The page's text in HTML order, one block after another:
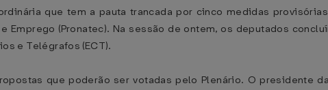
que tem a pauta trancada por cinco medidas
Emprego (Pronatec). Na sessão de ontem, os deputados
e Telégrafos (ECT).
que poderão ser votadas pelo Plenário. O presidente